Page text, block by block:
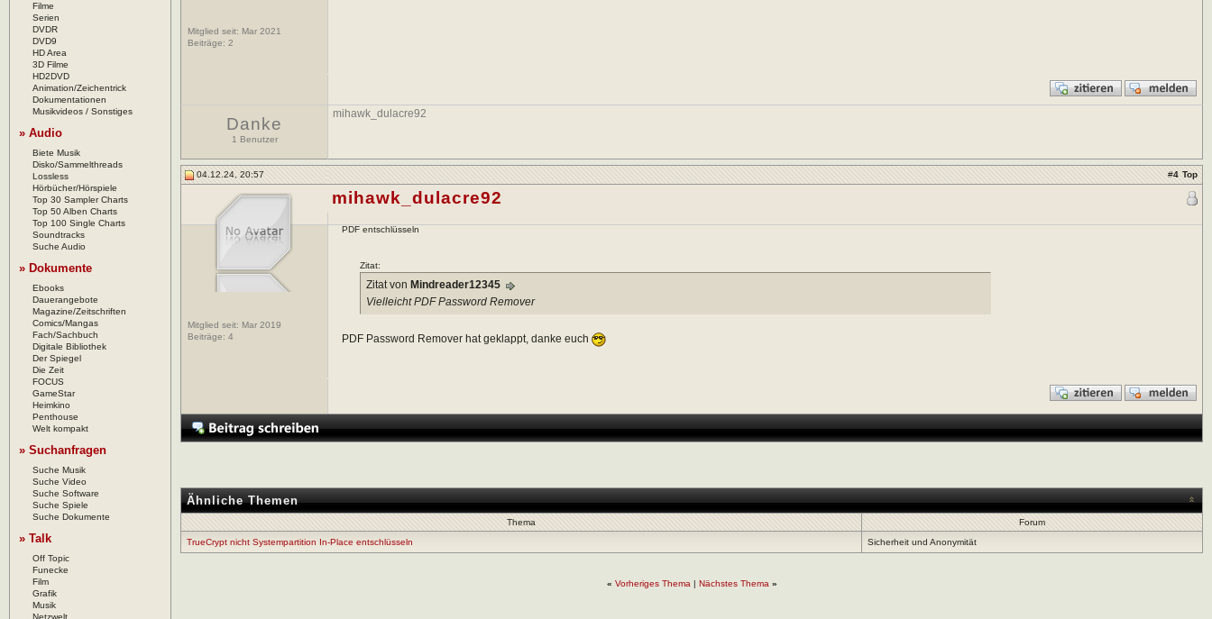
Filme
Serien
DVDR
DVD9
HD Area
3D Filme
HD2DVD
Animation/Zeichentrick
Dokumentationen
Musikvideos / Sonstiges
» Audio
Biete Musik
Disko/Sammelthreads
Lossless
Hörbücher/Hörspiele
Top 30 Sampler Charts
Top 50 Alben Charts
Top 100 Single Charts
Soundtracks
Suche Audio
» Dokumente
Ebooks
Dauerangebote
Magazine/Zeitschriften
Comics/Mangas
Fach/Sachbuch
Digitale Bibliothek
Der Spiegel
Die Zeit
FOCUS
GameStar
Heimkino
Penthouse
Welt kompakt
» Suchanfragen
Suche Musik
Suche Video
Suche Software
Suche Spiele
Suche Dokumente
» Talk
Off Topic
Funecke
Film
Grafik
Musik
Mitglied seit: Mar 2021
Beiträge: 2
Danke
1 Benutzer
mihawk_dulacre92
04.12.24, 20:57 #4 Top
Mitglied seit: Mar 2019
Beiträge: 4
mihawk_dulacre92
PDF entschlüsseln
Zitat:
Zitat von Mindreader12345
Vielleicht PDF Password Remover
PDF Password Remover hat geklappt, danke euch
Ähnliche Themen
Thema
Forum
TrueCrypt nicht Systempartition In-Place entschlüsseln
Sicherheit und Anonymität
« Vorheriges Thema| Nächstes Thema »